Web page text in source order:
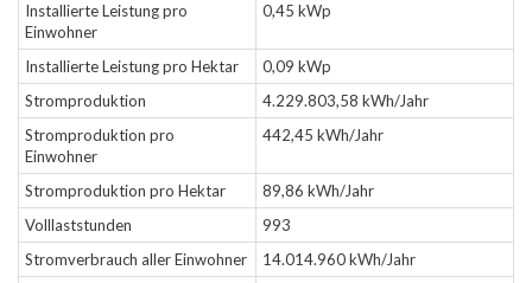
Installierte Leistung pro
Einwohner
0,45 kWp
Installierte Leistung pro Hektar
0,09 kWp
Stromproduktion
4.229.803,58 kWh/Jahr
Stromproduktion pro
Einwohner
442,45 kWh/Jahr
Stromproduktion pro Hektar
89,86 kWh/Jahr
Volllaststunden
993
Stromverbrauch aller Einwohner
14.014.960 kWh/Jahr